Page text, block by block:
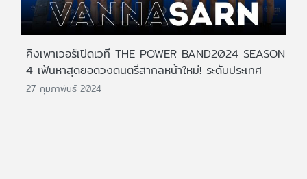
คิงเพาเวอร์เปิดเวที THE POWER BAND2024 SEASON
4 เฟ้นหาสุดยอดวงดนตรีสากลหน้าใหม่! ระดับประเทศ
27 กุมภาพันธ์ 2024